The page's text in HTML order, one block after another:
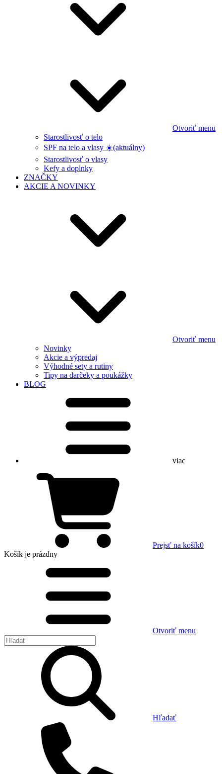
Otvoriť menu
Starostlivosť o telo
SPF na telo a vlasy ☀️(aktuálny)
Starostlivosť o vlasy
Kefy a doplnky
ZNAČKY
AKCIE A NOVINKY
Otvoriť menu
Novinky
Akcie a výpredaj
Výhodné sety a rutiny
Tipy na darčeky a poukážky
BLOG
viac
Prejsť na košík0
Košík je prázdny
Otvoriť menu
Hľadať